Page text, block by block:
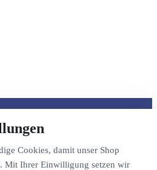
Cookies, damit unser Shop
Mit Ihrer Einwilligung setzen wir